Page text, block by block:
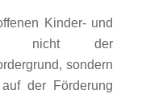
Kinder- und
nicht der
sondern
der Förderung